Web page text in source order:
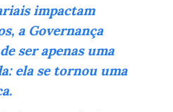
impactam
a Governança
ser apenas uma
ela se tornou uma